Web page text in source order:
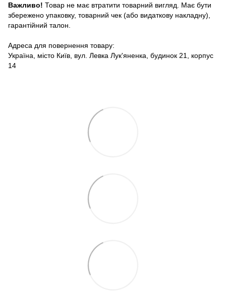
Важливо! Товар не має втратити товарний вигляд. Має бути
збережено упаковку, товарний чек (або видаткову накладну),
гарантійний талон.
Адреса для повернення товару:
Україна, місто Київ, вул. Левка Лук'яненка, будинок 21, корпус
14